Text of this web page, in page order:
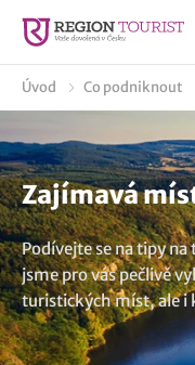
Úvod Co podniknout
Zajímavá
Podívejte se na tipy
jsme pro vás pečlivě
turistických míst, ale
Kamkoliv se vydáte,
zajímavostí.